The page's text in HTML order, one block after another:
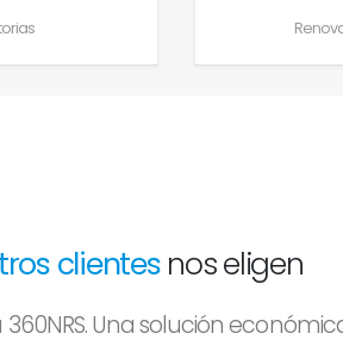
clientesnos eligen
Una solución